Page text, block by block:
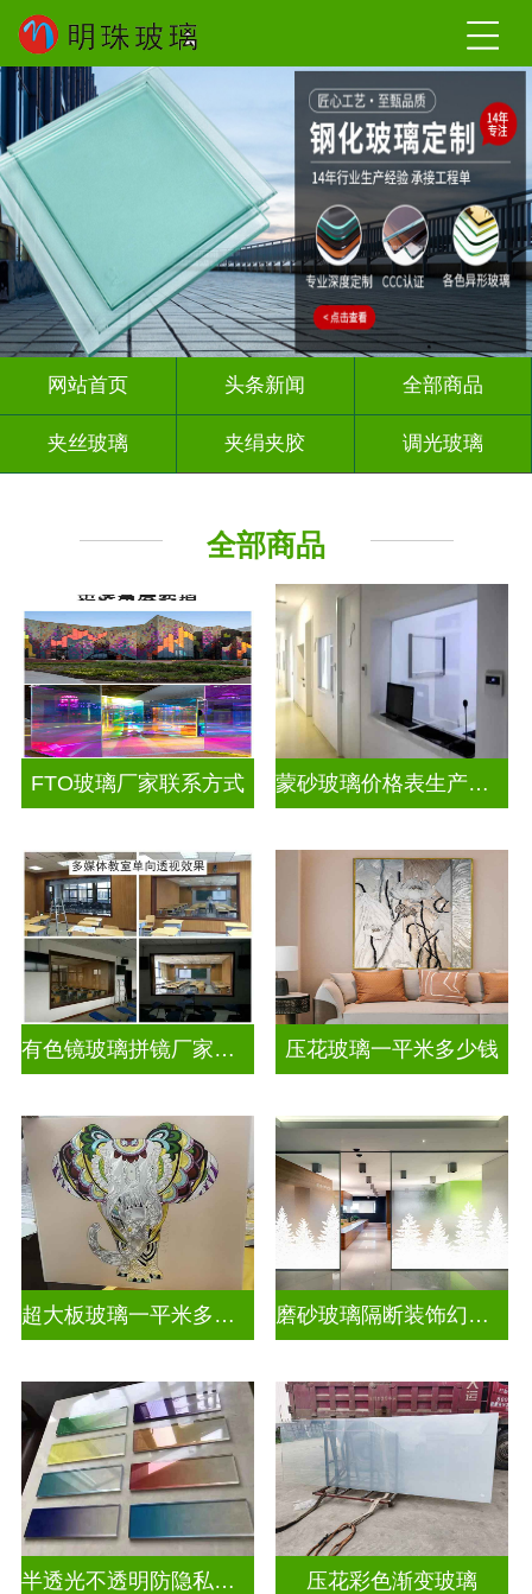
网站首页 头条新闻 全部商品
夹丝玻璃 夹绢夹胶 调光玻璃
其它玻璃
全部商品
FTO玻璃厂家联系方式 蒙砂玻璃价格表生产电话
有色镜玻璃拼镜厂家联系方式 压花玻璃一平米多少钱
超大板玻璃一平米多少钱 磨砂玻璃隔断装饰幻彩炫彩渐变玻璃
半透光不透明防隐私彩色渐变玻璃 压花彩色渐变玻璃